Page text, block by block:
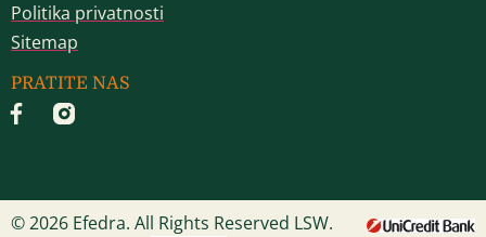
Politika privatnosti
Sitemap
PRATITE NAS
© 2026 Efedra. All Rights Reserved LSW.